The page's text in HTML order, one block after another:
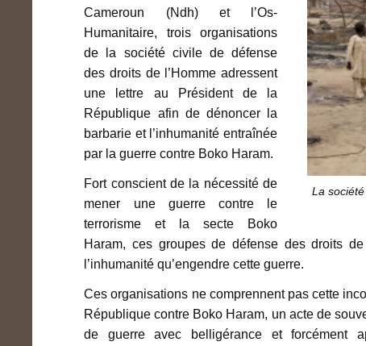
La
Cameroun (Ndh) et l’Os-
Humanitaire, trois organisations
de la société civile de défense
des droits de l’Homme adressent
une lettre au Président de la
République afin de dénoncer la
barbarie et l’inhumanité entraînée
par la guerre contre Boko Haram.
Fort conscient de la nécessité de
mener une guerre contre le
terrorisme et la secte Boko
Haram, ces groupes de défense des droits
l’inhumanité qu’engendre cette guerre.
Ces organisations ne comprennent pas cette
République contre Boko Haram, un acte de
de guerre avec belligérance et forcément